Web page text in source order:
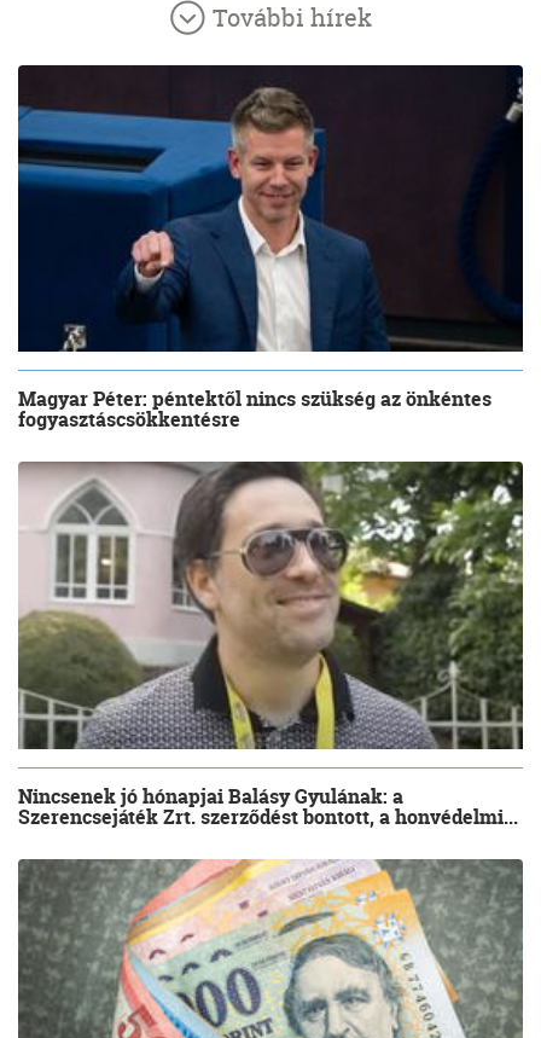
További hírek
Magyar Péter: péntektől nincs szükség az önkéntes
fogyasztáscsökkentésre
Nincsenek jó hónapjai Balásy Gyulának: a
Szerencsejáték Zrt. szerződést bontott, a honvédelmi...